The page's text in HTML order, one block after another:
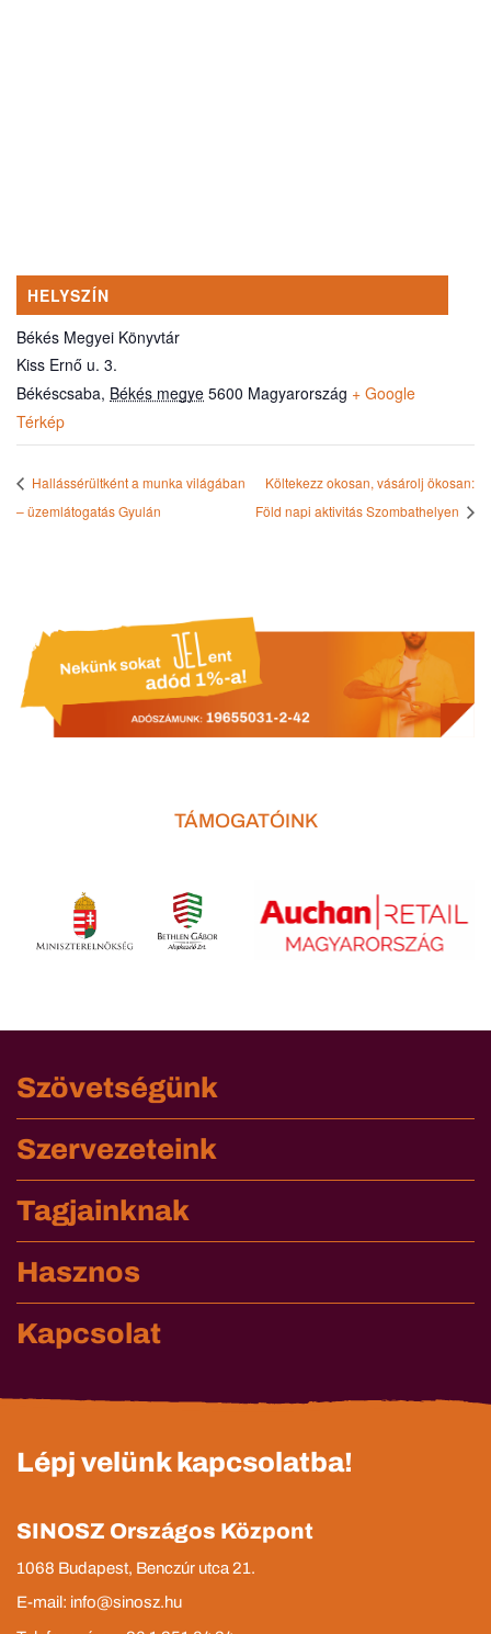
HELYSZÍN
Békés Megyei Könyvtár
Kiss Ernő u. 3.
Békéscsaba, Békés megye 5600 Magyarország + Google
Térkép
Hallássérültként a munka világában
– üzemlátogatás Gyulán
Költekezz okosan, vásárolj ökosan:
Föld napi aktivitás Szombathelyen
TÁMOGATÓINK
Szövetségünk
Szervezeteink
Tagjainknak
Hasznos
Kapcsolat
Lépj velünk kapcsolatba!
SINOSZ Országos Központ
1068 Budapest, Benczúr utca 21.
E-mail: info@sinosz.hu